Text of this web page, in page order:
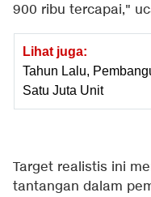
900 ribu tercapai,"
Lihat juga:
Tahun Lalu,
Satu Juta Unit
Target realistis ini
tantangan dalam